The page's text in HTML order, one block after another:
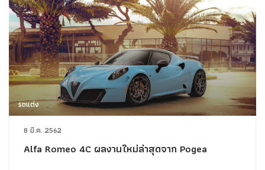
รถแต่ง
8 มี.ค. 2562
Alfa Romeo 4C ผลงานใหม่ล่าสุดจาก Pogea